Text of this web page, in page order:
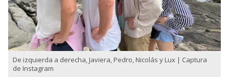
De izquierda a derecha, Javiera, Pedro, Nicolás y Lux | Captura
de Instagram